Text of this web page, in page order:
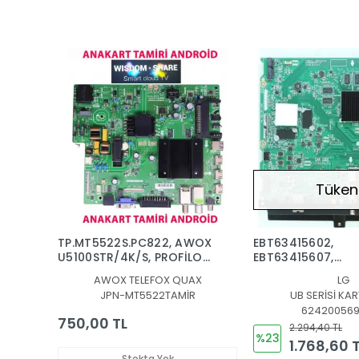
TP.MT5522S.PC822, AWOX
U5100STR/4K/S, PROFİLO
MAİNBOARD TAMİRİ,
WISDOM SHARE
AWOX TELEFOX QUAX
JPN-MT5522TAMİR
750,00 TL
EBT63415602,
EBT63415607,
EBU63650401,
EAX66085703
40UB800V ,
49UB820V ,
55UB820V,
LG
UB SERİSİ
%23
2.294,40 TL
1.768,60